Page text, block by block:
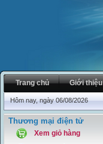
Trang chủ Giới thiệu
Hôm nay, ngày 06/08/2026
Thương mại điện tử
Xem giỏ hàng